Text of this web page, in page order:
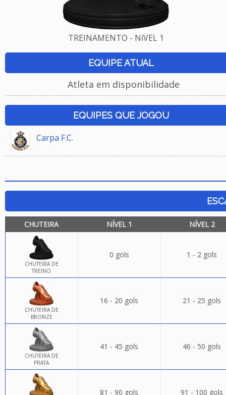
TREINAMENTO - NíVEL 1
EQUIPE ATUAL
Atleta em disponibilidade
EQUIPES QUE JOGOU
Carpa F.C.
CHUTEIRA NÍVEL 1 NÍVEL 2
CHUTEIRA DE
TREINO
0 gols 1 - 2 gols
CHUTEIRA DE
BRONZE
16 - 20 gols 21 - 25 gols
CHUTEIRA DE
PRATA
41 - 45 gols 46 - 50 gols
81 - 90 gols 91 - 100 gols